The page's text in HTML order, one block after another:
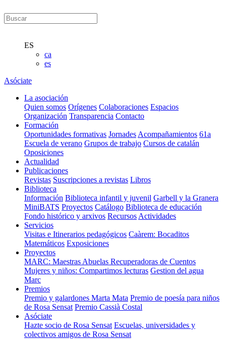
ES
ca
es
Asóciate
La asociación
Quien somos Orígenes Colaboraciones Espacios
Organización Transparencia Contacto
Formación
Oportunidades formativas Jornades Acompañamientos 61a
Escuela de verano Grupos de trabajo Cursos de catalán
Oposiciones
Actualidad
Publicaciones
Revistas Suscripciones a revistas Libros
Biblioteca
Información Biblioteca infantil y juvenil Garbell y la Granera
MiniBATS Proyectos Catálogo Biblioteca de educación
Fondo histórico y arxivos Recursos Actividades
Servicios
Visitas e Itinerarios pedagógicos Caàrem: Bocaditos
Matemáticos Exposiciones
Proyectos
MARC: Maestras Abuelas Recuperadoras de Cuentos
Mujeres y niños: Compartimos lecturas Gestion del agua
Marc
Premios
Premio y galardones Marta Mata Premio de poesía para niños
de Rosa Sensat Premio Cassià Costal
Asóciate
Hazte socio de Rosa Sensat Escuelas, universidades y
colectivos amigos de Rosa Sensat